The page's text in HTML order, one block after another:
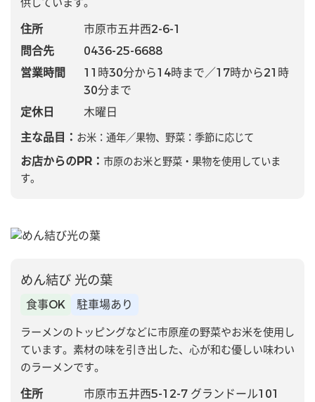
住所
市原市五井西2-6-1
問合先
0436-25-6688
営業時間
11時30分から14時まで／17時から21時
30分まで
定休日
木曜日
主な品目： お米：通年／果物、野菜：季節に応じて
お店からのPR： 市原のお米と野菜・果物を使用していま
す。
めん結び 光の葉
食事OK 駐車場あり
ラーメンのトッピングなどに市原産の野菜やお米を使用し
ています。素材の味を引き出した、心が和む優しい味わい
のラーメンです。
住所
市原市五井西5-12-7 グランドール101